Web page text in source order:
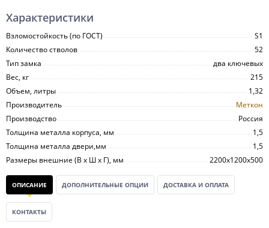
Характеристики
Взломостойкость (по ГОСТ)
S1
Количество стволов
52
Тип замка
два ключевых
Вес, кг
215
Объем, литры
1,32
Производитель
Меткон
Производство
Россия
Толщина металла корпуса, мм
1,5
Толщина металла двери,мм
1,5
Размеры внешние (В х Ш х Г), мм
2200х1200х500
ОПИСАНИЕ ДОПОЛНИТЕЛЬНЫЕ ОПЦИИ ДОСТАВКА И ОПЛАТА
КОНТАКТЫ